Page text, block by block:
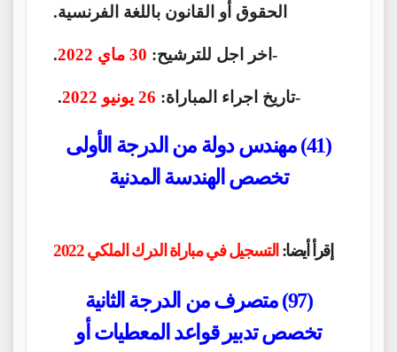
الحقوق أو القانون باللغة الفرنسية.
-اخر اجل للترشيح: 30 ماي 2022 .
-تاريخ اجراء المباراة: .
(41) مهندس دولة من الدرجة الأولى
تخصص الهندسة المدنية
إقرأ أيضا: التسجيل في مباراة الدرك الملكي 2022
(97) متصرف من الدرجة الثانية
تخصص تدبير قواعد المعطيات أو